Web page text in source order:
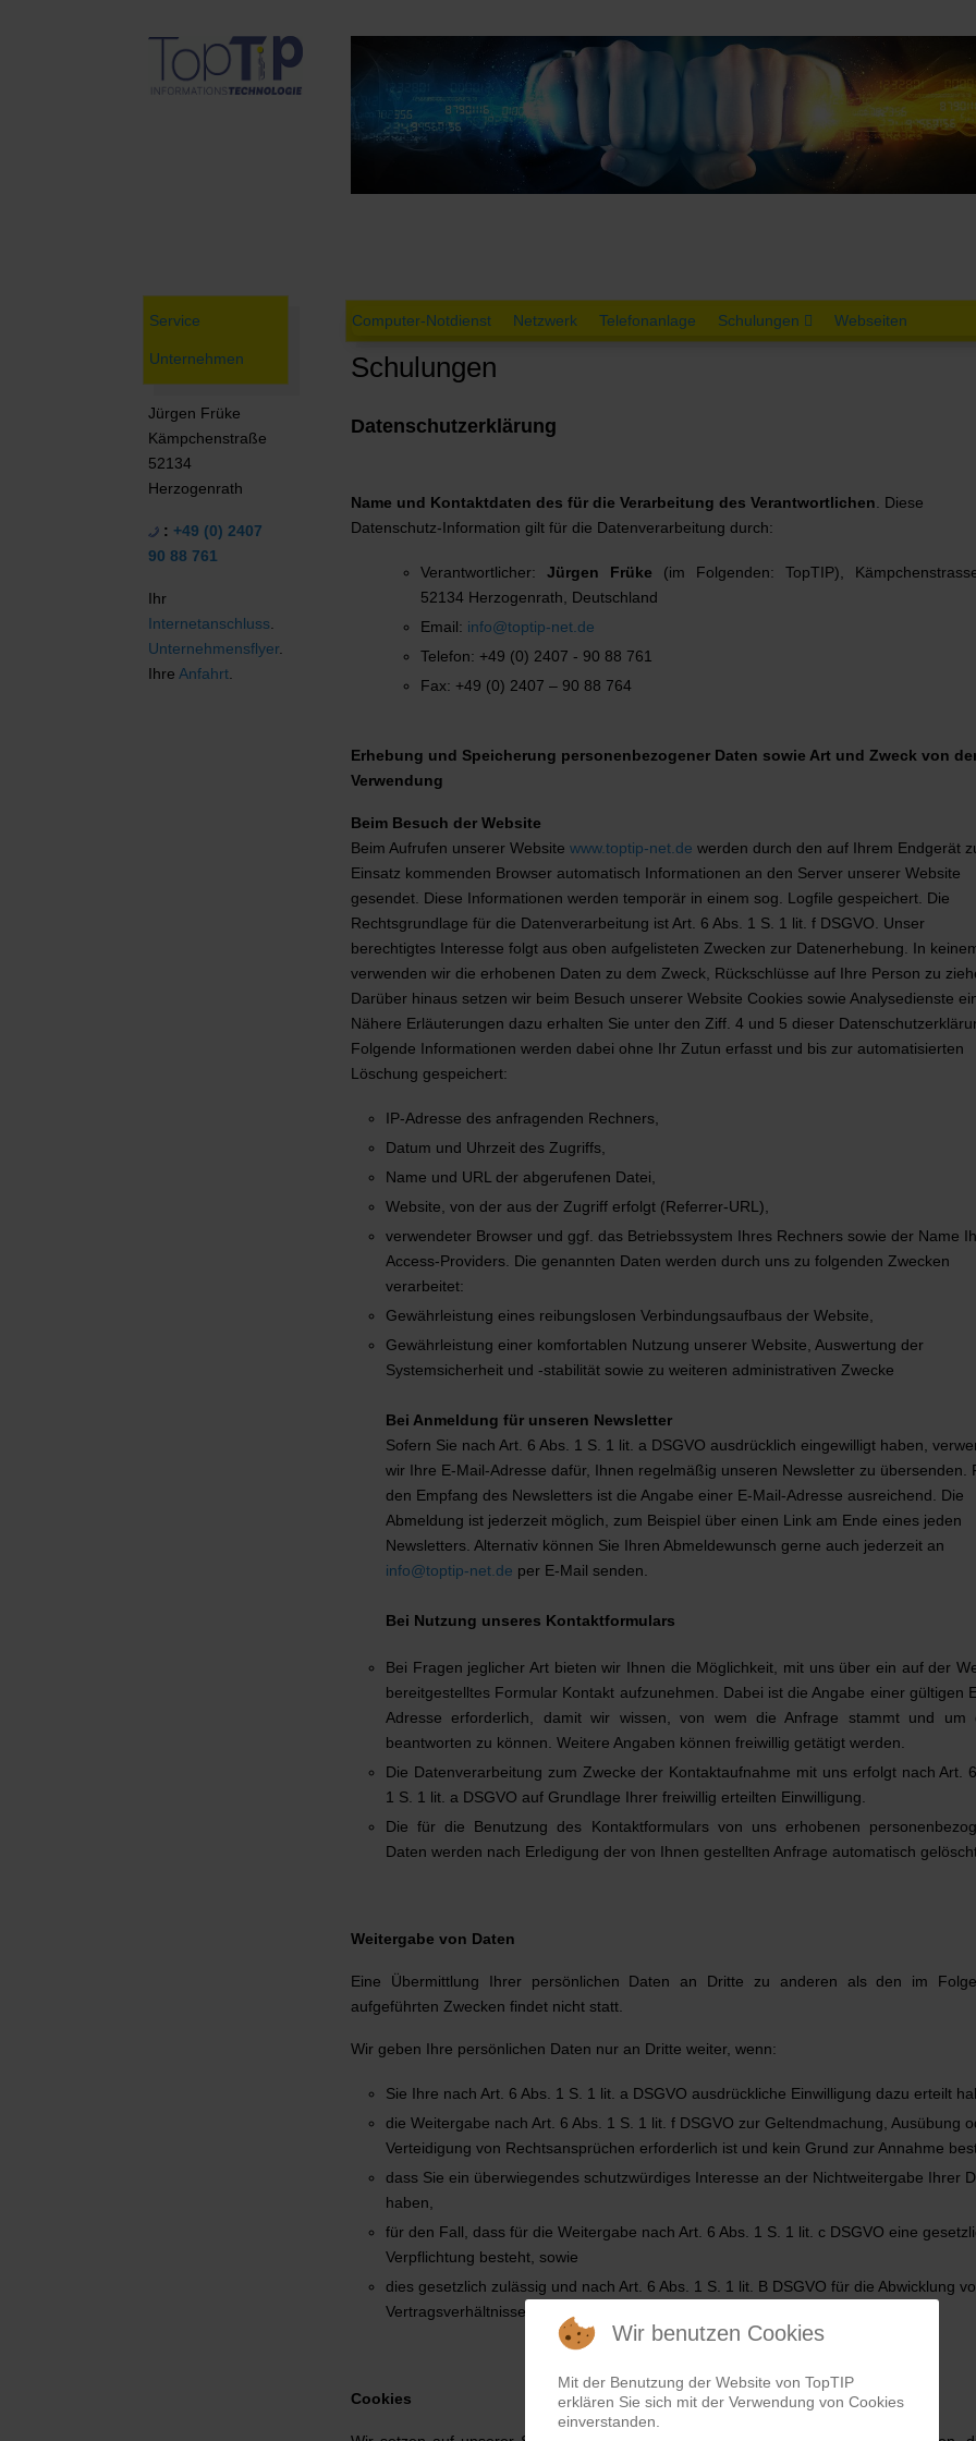
Service
Unternehmen
Jürgen Früke
Kämpchenstraße
52134
Herzogenrath
: +49 (0) 2407
90 88 761
Ihr
Internetanschluss
Unternehmensflyer.
Ihre Anfahrt
Computer-Notdienst Netzwerk Telefonanlage Schulungen Webseiten
Schulungen
Datenschutzerklärung
Name und Kontaktdaten des für die Verarbeitung des Verantwortlichen . Diese
Datenschutz-Information gilt für die Datenverarbeitung durch:
Verantwortlicher: Jürgen Früke (im Folgenden: TopTIP),
52134 Herzogenrath, Deutschland
Email: info@toptip-net.de
Telefon: +49 (0) 2407 - 90 88 761
Fax: +49 (0) 2407 – 90 88 764
Erhebung und Speicherung personenbezogener Daten sowie Art und Zweck von
Verwendung
Beim Besuch der Website
Beim Aufrufen unserer Website www.toptip-net.de werden durch den auf Ihrem Endgerät
Einsatz kommenden Browser automatisch Informationen an den Server unserer Website
gesendet. Diese Informationen werden temporär in einem sog. Logfile gespeichert. Die
Rechtsgrundlage für die Datenverarbeitung ist Art. 6 Abs. 1 S. 1 lit. f DSGVO. Unser
berechtigtes Interesse folgt aus oben aufgelisteten Zwecken zur Datenerhebung. In
verwenden wir die erhobenen Daten zu dem Zweck, Rückschlüsse auf Ihre Person zu
Darüber hinaus setzen wir beim Besuch unserer Website Cookies sowie Analysedienste
Nähere Erläuterungen dazu erhalten Sie unter den Ziff. 4 und 5 dieser
Folgende Informationen werden dabei ohne Ihr Zutun erfasst und bis zur automatisierten
Löschung gespeichert:
IP-Adresse des anfragenden Rechners,
Datum und Uhrzeit des Zugriffs,
Name und URL der abgerufenen Datei,
Website, von der aus der Zugriff erfolgt (Referrer-URL),
verwendeter Browser und ggf. das Betriebssystem Ihres Rechners sowie der Name
Access-Providers. Die genannten Daten werden durch uns zu folgenden Zwecken
verarbeitet:
Gewährleistung eines reibungslosen Verbindungsaufbaus der Website,
Gewährleistung einer komfortablen Nutzung unserer Website, Auswertung der
Systemsicherheit und -stabilität sowie zu weiteren administrativen Zwecke
Bei Anmeldung für unseren Newsletter
Sofern Sie nach Art. 6 Abs. 1 S. 1 lit. a DSGVO ausdrücklich eingewilligt haben,
wir Ihre E-Mail-Adresse dafür, Ihnen regelmäßig unseren Newsletter zu übersenden.
den Empfang des Newsletters ist die Angabe einer E-Mail-Adresse ausreichend. Die
Abmeldung ist jederzeit möglich, zum Beispiel über einen Link am Ende eines jeden
Newsletters. Alternativ können Sie Ihren Abmeldewunsch gerne auch jederzeit an
info@toptip-net.de per E-Mail senden.
Bei Nutzung unseres Kontaktformulars
Bei Fragen jeglicher Art bieten wir Ihnen die Möglichkeit, mit uns über ein auf der
bereitgestelltes Formular Kontakt aufzunehmen. Dabei ist die Angabe einer gültigen
Adresse erforderlich, damit wir wissen, von wem die Anfrage stammt und um
beantworten zu können. Weitere Angaben können freiwillig getätigt werden.
Die Datenverarbeitung zum Zwecke der Kontaktaufnahme mit uns erfolgt nach Art. 6
1 S. 1 lit. a DSGVO auf Grundlage Ihrer freiwillig erteilten Einwilligung.
Die für die Benutzung des Kontaktformulars von uns erhobenen
Daten werden nach Erledigung der von Ihnen gestellten Anfrage automatisch
Weitergabe von Daten
Eine Übermittlung Ihrer persönlichen Daten an Dritte zu anderen als den im
aufgeführten Zwecken findet nicht statt.
Wir geben Ihre persönlichen Daten nur an Dritte weiter, wenn:
Sie Ihre nach Art. 6 Abs. 1 S. 1 lit. a DSGVO ausdrückliche Einwilligung dazu erteilt
die Weitergabe nach Art. 6 Abs. 1 S. 1 lit. f DSGVO zur Geltendmachung, Ausübung
Verteidigung von Rechtsansprüchen erforderlich ist und kein Grund zur Annahme
dass Sie ein überwiegendes schutzwürdiges Interesse an der Nichtweitergabe Ihrer
haben,
für den Fall, dass für die Weitergabe nach Art. 6 Abs. 1 S. 1 lit. c DSGVO eine
Verpflichtung besteht, sowie
dies gesetzlich zulässig und nach Art. 6 Abs. 1 S. 1 lit. B DSGVO für die Abwicklung
Vertragsverhältnissen mit Ihnen erforderlich ist.
Cookies
Wir benutzen Cookies
Mit der Benutzung der Website von TopTIP
erklären Sie sich mit der Verwendung von Cookies
einverstanden.